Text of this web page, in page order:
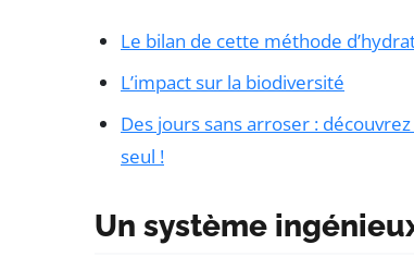
Le bilan de cette méthode
L’impact sur la biodiversité
Des jours sans arroser :
seul !
Un système